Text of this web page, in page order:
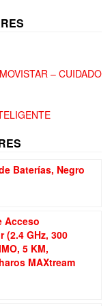
– CUIDADO
Baterías, Negro
Acceso
(2.4 GHz, 300
5 KM,
MAXtream